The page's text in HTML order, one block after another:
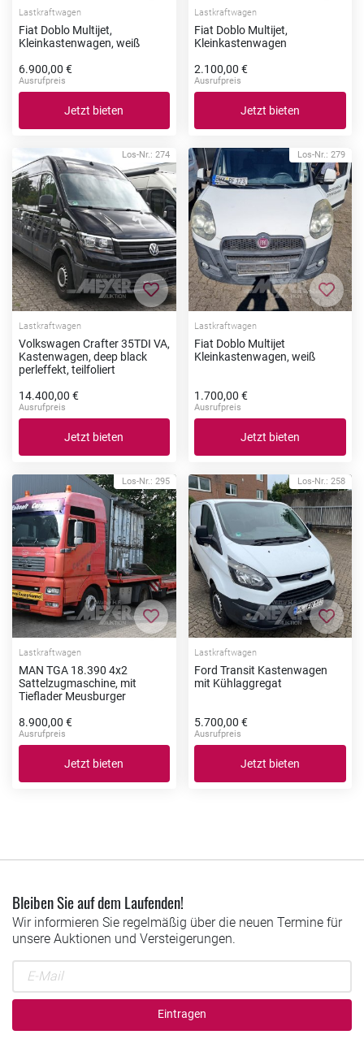
Lastkraftwagen
Fiat Doblo Multijet,
Kleinkastenwagen, weiß
6.900,00 €
Ausrufpreis
Jetzt bieten
Lastkraftwagen
Fiat Doblo Multijet,
Kleinkastenwagen
2.100,00 €
Ausrufpreis
Jetzt bieten
Los-Nr.: 274
Zur Merkliste hinzufügen
Lastkraftwagen
Volkswagen Crafter 35TDI VA,
Kastenwagen, deep black
perleffekt, teilfoliert
14.400,00 €
Ausrufpreis
Jetzt bieten
Los-Nr.: 279
Zur
Lastkraftwagen
Fiat Doblo Multijet
Kleinkastenwagen, weiß
1.700,00 €
Ausrufpreis
Jetzt bieten
Los-Nr.: 295
Zur Merkliste hinzufügen
Lastkraftwagen
MAN TGA 18.390 4x2
Sattelzugmaschine, mit
Tieflader Meusburger
8.900,00 €
Ausrufpreis
Jetzt bieten
Los-Nr.: 258
Zur
Lastkraftwagen
Ford Transit Kastenwagen
mit Kühlaggregat
5.700,00 €
Ausrufpreis
Jetzt bieten
Bleiben Sie auf dem Laufenden!
Wir informieren Sie regelmäßig über die neuen Termine für
unsere Auktionen und Versteigerungen.
Eintragen